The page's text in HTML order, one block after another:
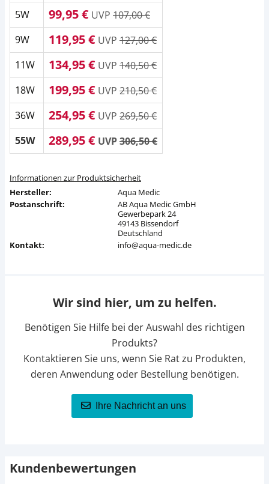
5W
99,95 € UVP 107,00 €
9W
119,95 € UVP 127,00 €
11W
134,95 € UVP 140,50 €
18W
199,95 € UVP 210,50 €
36W
254,95 € UVP 269,50 €
55W
289,95 € UVP306,50 €
Informationen zur Produktsicherheit
Hersteller:
Aqua Medic
Postanschrift:
AB Aqua Medic GmbH
Gewerbepark 24
49143 Bissendorf
Deutschland
Kontakt:
info@aqua-medic.de
Wir sind hier, um zu helfen.
Benötigen Sie Hilfe bei der Auswahl des richtigen
Produkts?
Kontaktieren Sie uns, wenn Sie Rat zu Produkten,
deren Anwendung oder Bestellung benötigen.
Ihre Nachricht an uns
Kundenbewertungen